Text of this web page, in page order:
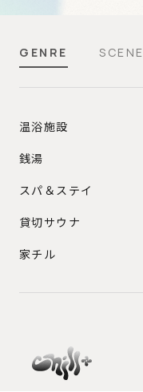
GENRE SCENE
GENRE
温浴施設
銭湯
スパ＆ステイ
貸切サウナ
家チル